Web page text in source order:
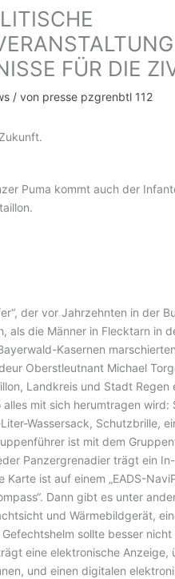
FÜR DIE
/ von presse pzgrenbtl 112
Puma kommt auch der
der vor Jahrzehnten in der
als die Männer in Flecktarn in
Kasernen
Oberstleutnant Michael
Landkreis und Stadt Regen
mit sich herumtragen wird:
Wassersack, Schutzbrille,
ist mit dem
Panzergrenadier trägt ein
Karte ist auf einem „EADS-
Dann gibt es unter
und Wärmebildgerät,
sollte besser
eine elektronische Anzeige,
und einen digitalen